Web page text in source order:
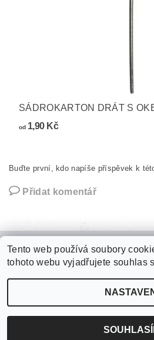
SÁDROKARTON DRÁT S
od1,90 Kč
Buďte první, kdo napíše příspěvek k
Přidat komentář
Zámková dlažba | Plastové palubky |
Fasádní polystyren | Roxory |
2026 ©internetové stavebniny,
Vytvořil
Tento web používá soubory
tohoto webu vyjadřujete souhlas